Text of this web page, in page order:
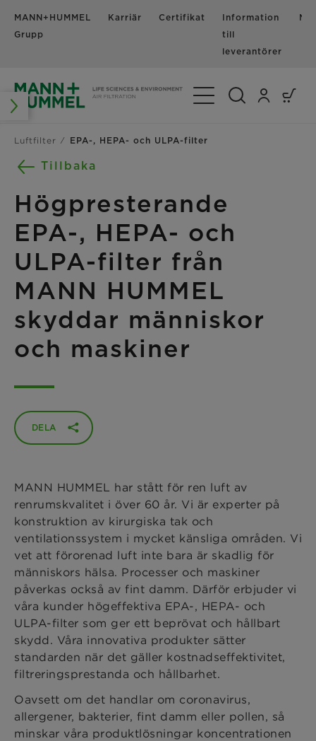
MANN+HUMMEL
Grupp
Karriär Certifikat
Information
till
leverantörer
Växla navigering
Luftfilter EPA-, HEPA- och ULPA-filter
Tillbaka
Högpresterande
EPA-, HEPA- och
ULPA-filter från
MANN HUMMEL
skyddar människor
och maskiner
DELA
MANN HUMMEL har stått för ren luft av
renrumskvalitet i över 60 år. Vi är experter på
konstruktion av kirurgiska tak och
ventilationssystem i mycket känsliga områden. Vi
vet att förorenad luft inte bara är skadlig för
människors hälsa. Processer och maskiner
påverkas också av fint damm. Därför erbjuder vi
våra kunder högeffektiva EPA-, HEPA- och
ULPA-filter som ger ett beprövat och hållbart
skydd. Våra innovativa produkter sätter
standarden när det gäller kostnadseffektivitet,
filtreringsprestanda och hållbarhet.
Oavsett om det handlar om coronavirus,
allergener, bakterier, fint damm eller pollen, så
minskar våra produktlösningar koncentrationen